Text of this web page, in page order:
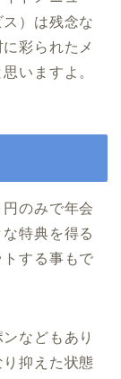
）は残念な
彩られたメ
いますよ。
のみで年会
特典を得る
する事もで
などもあり
抑えた状態